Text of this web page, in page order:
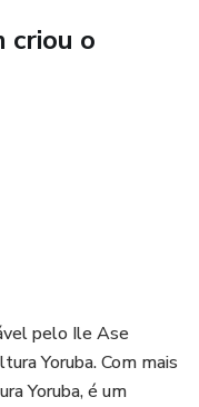
criou o
pelo Ile Ase
Yoruba. Com mais
Yoruba, é um